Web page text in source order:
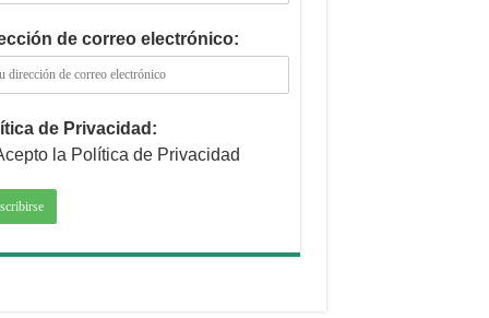
de correo electrónico:
de Privacidad:
la Política de Privacidad